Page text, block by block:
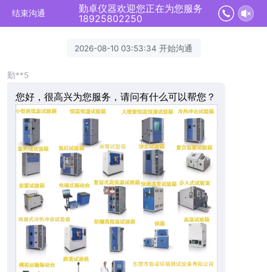
结束沟通
勤卓仪器欢迎您正在为您服务
18925802250
2026-08-10 03:53:34 开始沟通
勤**5
您好，很高兴为您服务，请问有什么可以帮您？